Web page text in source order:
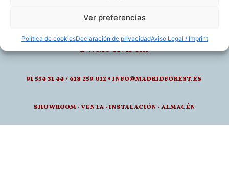
Ver preferencias
Política de cookiesDeclaración de privacidadAviso Legal / Imprint
Pinterest
calle de juan montalvo 5- 28040, madrid
l-v: 8.30-14 / 15-18h
91 554 31 44 / 618 259 012 • info@madridforest.es
showroom ·venta · instalación · almacén